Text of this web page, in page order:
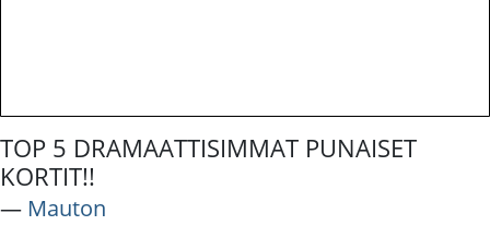
TOP 5 DRAMAATTISIMMAT PUNAISET
KORTIT!!
― Mauton